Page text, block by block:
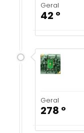
Geral
42 º
Geral
278 º